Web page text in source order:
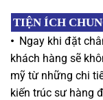
TIỆN ÍCH
• Ngay khi đặt
khách hàng sẽ
mỹ từ những chi
kiến trúc sư hàng